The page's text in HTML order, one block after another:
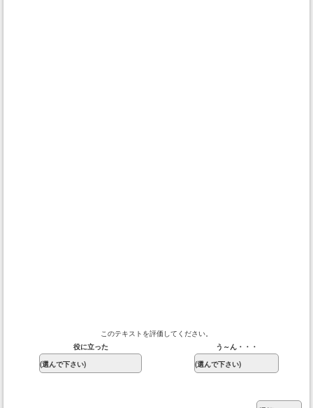
このテキストを評価してください。
役に立った
う～ん・・・